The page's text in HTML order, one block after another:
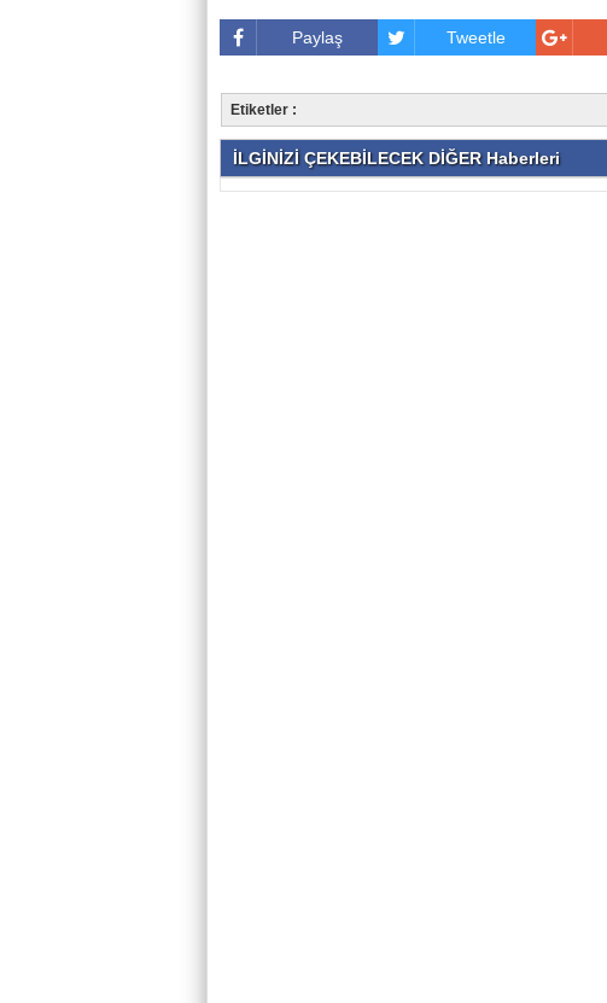
Paylaş Tweetle
Etiketler :
İLGİNİZİ ÇEKEBİLECEK DİĞER Haberleri